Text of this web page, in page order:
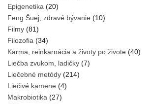
Epigenetika (20)
Feng Šuej, zdravé bývanie (10)
Filmy (81)
Filozofia (34)
Karma, reinkarnácia a životy po živote (40)
Liečba zvukom, ladičky (7)
Liečebné metódy (214)
Liečivé kamene (4)
Makrobiotika (27)